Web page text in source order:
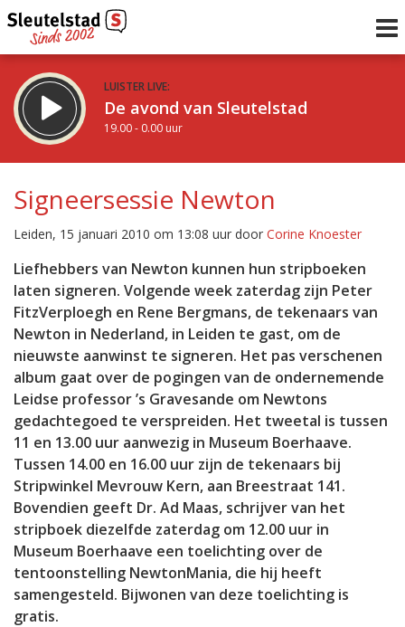
LUISTER LIVE:
De avond van Sleutelstad
19.00 - 0.00 uur
De nacht van Sleutelstad
0.00 - 6.00 uur
Vorig uur
Volgend uur
Inklappen
Signeersessie Newton
Leiden, 15 januari 2010 om 13:08 uur door Corine Knoester
Liefhebbers van Newton kunnen hun stripboeken
laten signeren. Volgende week zaterdag zijn Peter
FitzVerploegh en Rene Bergmans, de tekenaars van
Newton in Nederland, in Leiden te gast, om de
nieuwste aanwinst te signeren. Het pas verschenen
album gaat over de pogingen van de ondernemende
Leidse professor ’s Gravesande om Newtons
gedachtegoed te verspreiden. Het tweetal is tussen
11 en 13.00 uur aanwezig in Museum Boerhaave.
Tussen 14.00 en 16.00 uur zijn de tekenaars bij
Stripwinkel Mevrouw Kern, aan Breestraat 141.
Bovendien geeft Dr. Ad Maas, schrijver van het
stripboek diezelfde zaterdag om 12.00 uur in
Museum Boerhaave een toelichting over de
tentoonstelling NewtonMania, die hij heeft
samengesteld. Bijwonen van deze toelichting is
gratis.